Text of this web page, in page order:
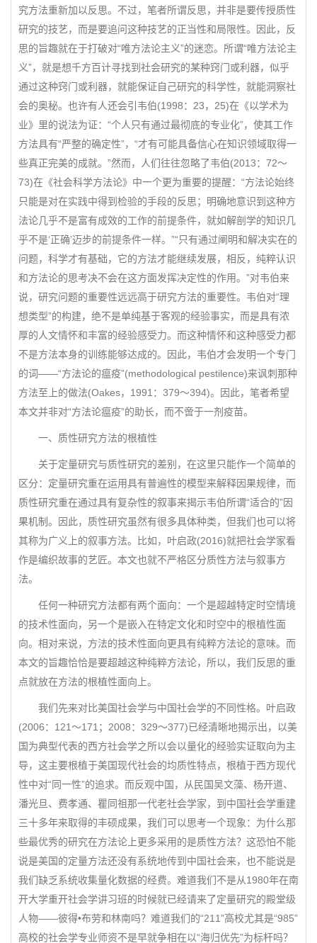
究方法重新加以反思。不过，笔者所谓反思，并非是要传授质性
研究的技艺，而是要追问这种技艺的正当性和局限性。因此，反
思的旨趣就在于打破对“唯方法论主义”的迷恋。所谓“唯方法论主
义”，就是想千方百计寻找到社会研究的某种窍门或利器，似乎
通过这种窍门或利器，就能保证自己研究的科学性，就能洞察社
会的奥秘。也许有人还会引韦伯(1998：23，25)在《以学术为
业》里的说法为证：“个人只有通过最彻底的专业化”，使其工作
方法具有“严整的确定性”，“才有可能具备信心在知识领域取得一
些真正完美的成就。”然而，人们往往忽略了韦伯(2013：72～
73)在《社会科学方法论》中一个更为重要的提醒：“方法论始终
只能是对在实践中得到检验的手段的反思；明确地意识到这种方
法论几乎不是富有成效的工作的前提条件，就如解剖学的知识几
乎不是‘正确’迈步的前提条件一样。”“只有通过阐明和解决实在的
问题，科学才有基础，它的方法才能继续发展，相反，纯粹认识
和方法论的思考决不会在这方面发挥决定性的作用。”对韦伯来
说，研究问题的重要性远远高于研究方法的重要性。韦伯对“理
想类型”的构建，绝不是单纯基于客观的经验事实，而是具有浓
厚的人文情怀和丰富的经验感受力。而这种情怀和这种感受力都
不是方法本身的训练能够达成的。因此，韦伯才会发明一个专门
的词——“方法论的瘟疫”(methodological pestilence)来讽刺那种
方法至上的做法(Oakes，1991：379～394)。因此，笔者希望
本文并非对“方法论瘟疫”的助长，而不啻于一剂疫苗。
一、质性研究方法的根植性
关于定量研究与质性研究的差别，在这里只能作一个简单的
区分：定量研究重在运用具有普遍性的模型来解释因果规律，而
质性研究重在通过具有复杂性的叙事来揭示韦伯所谓“适合的”因
果机制。因此，质性研究虽然有很多具体种类，但我们也可以将
其称为广义上的叙事方法。比如，叶启政(2016)就把社会学家看
作是编织故事的艺匠。本文也就不严格区分质性方法与叙事方
法。
任何一种研究方法都有两个面向：一个是超越特定时空情境
的技术性面向，另一个是嵌入在特定文化和时空中的根植性面
向。相对来说，方法的技术性面向更具有纯粹方法论的意味。而
本文的旨趣恰恰是要超越这种纯粹方法论，所以，我们反思的重
点就放在方法的根植性面向上。
我们先来对比美国社会学与中国社会学的不同性格。叶启政
(2006：121～171；2008：329～377)已经清晰地揭示出，以美
国为典型代表的西方社会学之所以会以量化的经验实证取向为主
导，这主要根植于美国现代社会的均质性特点，根植于西方现代
性中对“同一性”的追求。而反观中国，从民国吴文藻、杨开道、
潘光旦、费孝通、瞿同祖那一代老社会学家，到中国社会学重建
三十多年来取得的丰硕成果，我们可以思考一个现象：为什么那
些最优秀的研究在方法论上更多采用的是质性方法？这恐怕不能
说是美国的定量方法还没有系统地传到中国社会来，也不能说是
我们缺乏系统收集量化数据的经费。难道我们不是从1980年在南
开大学重开社会学讲习班的时候就已经请来了定量研究的殿堂级
人物——彼得•布劳和林南吗？难道我们的“211”高校尤其是“985”
高校的社会学专业师资不是早就争相在以“海归优先”为标杆吗？